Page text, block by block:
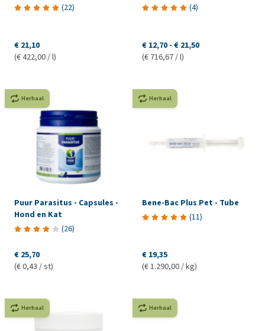
(22)
€ 21,10
(€ 422,00 / l)
(4)
€ 12,70 - € 21,50
(€ 716,67 / l)
Herhaal
Puur Parasitus - Capsules -
Hond en Kat
(26)
€ 25,70
(€ 0,43 / st)
Herhaal
Bene-Bac Plus Pet - Tube
(11)
€ 19,35
(€ 1.290,00 / kg)
Herhaal Herhaal